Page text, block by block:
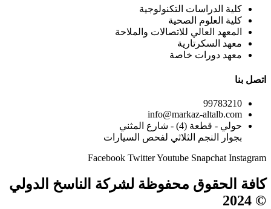
كلية الدراسات التكنولوجية
كلية العلوم الصحية
المعهد العالي للاتصالات والملاحة
معهد السكرتارية
معهد دورات خاصة
اتصل بنا
99783210
info@markaz-altalb.com
حولي - قطعة (4) - شارع المثني
بجوار النجم الثلاثي لفحص السيارات
Facebook TwitterYoutube Snapchat Instagram
كافة الحقوق محفوظة لشركة الناسخ الدولي
© 2024